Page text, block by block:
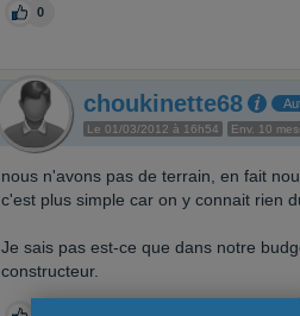
0
choukinette68
Le 01/03/2012 à 16h54 Env. 10
nous n'avons pas de terrain, en fait
c'est plus simple car on y connait rien
Je sais pas est-ce que dans notre
constructeur.